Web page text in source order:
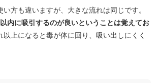
方も違いますが、大きな流れは同じです。
内に吸引するのが良いということは覚えてお
以上になると毒が体に回り、吸い出しにくく